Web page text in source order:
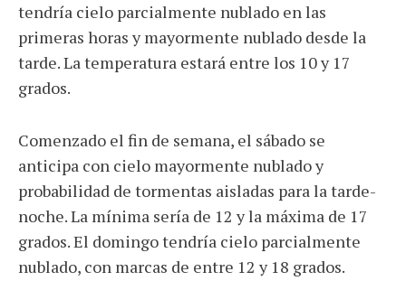
tendría cielo parcialmente nublado en las
primeras horas y mayormente nublado desde la
tarde. La temperatura estará entre los 10 y 17
grados.
Comenzado el fin de semana, el sábado se
anticipa con cielo mayormente nublado y
probabilidad de tormentas aisladas para la tarde-
noche. La mínima sería de 12 y la máxima de 17
grados. El domingo tendría cielo parcialmente
nublado, con marcas de entre 12 y 18 grados.